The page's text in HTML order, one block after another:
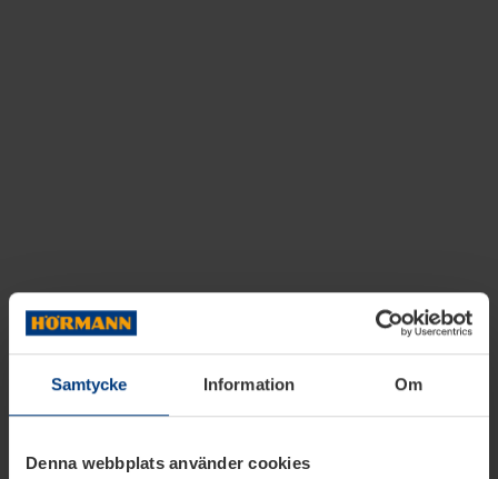
Samtycke Information Om
Denna webbplats använder cookies